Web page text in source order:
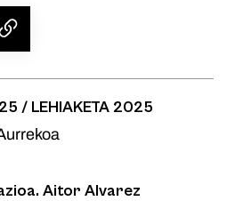
/ LEHIAKETA 2025
Aitor Alvarez